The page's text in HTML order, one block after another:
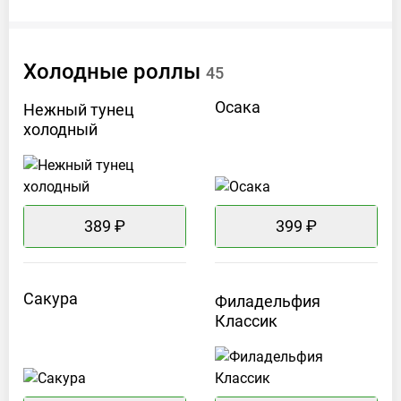
Холодные роллы 45
Нежный тунец
холодный
389 ₽
Осака
399 ₽
Сакура
Филадельфия
Классик